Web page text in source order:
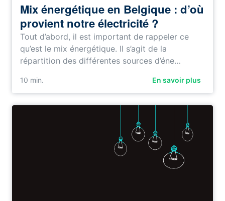
Mix énergétique en Belgique : d’où
provient notre électricité ?
Tout d’abord, il est important de rappeler ce
qu’est le mix énergétique. Il s’agit de la
répartition des différentes sources d’éne…
10 min. En savoir plus